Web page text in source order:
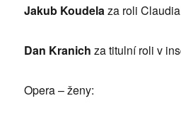
Jakub Koudela za roli
Dan Kranich za titulní roli v
Opera – ženy: